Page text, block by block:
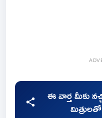
ఈ వార్త మీకు